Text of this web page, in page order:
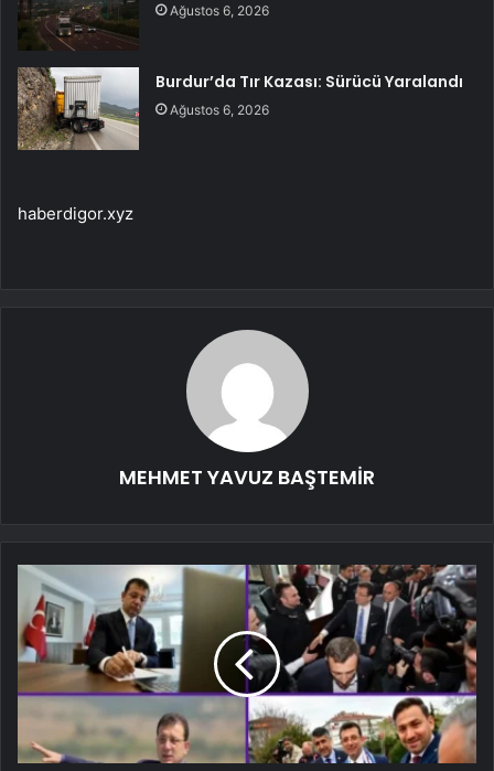
Ağustos 6, 2026
Burdur’da Tır Kazası: Sürücü Yaralandı
Ağustos 6, 2026
haberdigor.xyz
MEHMET YAVUZ BAŞTEMİR